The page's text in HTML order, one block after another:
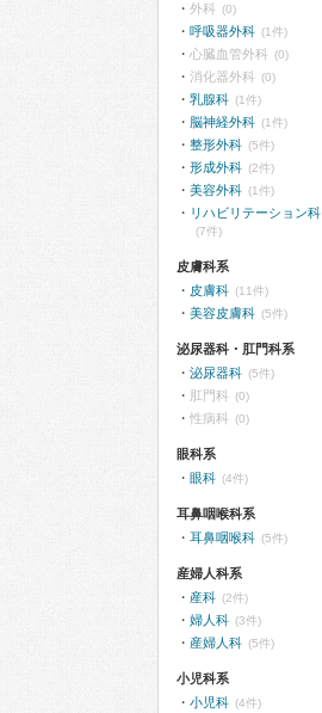
外科 (0)
呼吸器外科 (1件)
心臓血管外科 (0)
消化器外科 (0)
乳腺科 (1件)
脳神経外科 (1件)
整形外科 (5件)
形成外科 (2件)
美容外科 (1件)
リハビリテーション科
(7件)
皮膚科系
皮膚科 (11件)
美容皮膚科 (5件)
泌尿器科・肛門科系
泌尿器科 (5件)
肛門科 (0)
性病科 (0)
眼科系
眼科 (4件)
耳鼻咽喉科系
耳鼻咽喉科 (5件)
産婦人科系
産科 (2件)
婦人科 (3件)
産婦人科 (5件)
小児科系
小児科 (4件)